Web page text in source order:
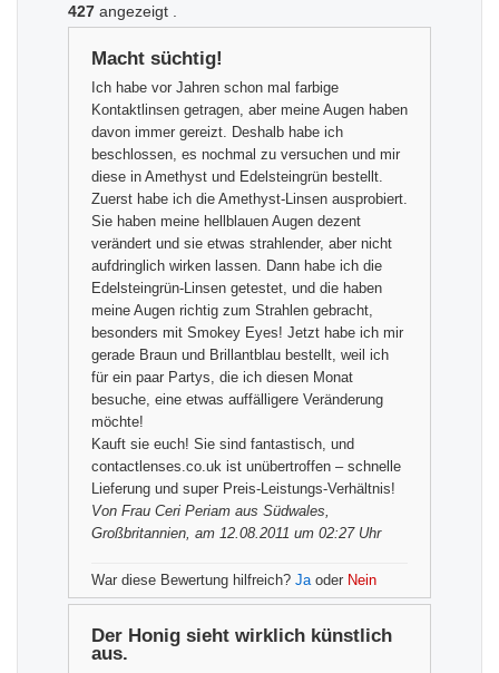
427 angezeigt .
Macht süchtig!
Ich habe vor Jahren schon mal farbige
Kontaktlinsen getragen, aber meine Augen haben
davon immer gereizt. Deshalb habe ich
beschlossen, es nochmal zu versuchen und mir
diese in Amethyst und Edelsteingrün bestellt.
Zuerst habe ich die Amethyst-Linsen ausprobiert.
Sie haben meine hellblauen Augen dezent
verändert und sie etwas strahlender, aber nicht
aufdringlich wirken lassen. Dann habe ich die
Edelsteingrün-Linsen getestet, und die haben
meine Augen richtig zum Strahlen gebracht,
besonders mit Smokey Eyes! Jetzt habe ich mir
gerade Braun und Brillantblau bestellt, weil ich
für ein paar Partys, die ich diesen Monat
besuche, eine etwas auffälligere Veränderung
möchte!
Kauft sie euch! Sie sind fantastisch, und
contactlenses.co.uk ist unübertroffen – schnelle
Lieferung und super Preis-Leistungs-Verhältnis!
Von Frau Ceri Periam aus Südwales,
Großbritannien, am 12.08.2011 um 02:27 Uhr
War diese Bewertung hilfreich? Jaoder Nein
Der Honig sieht wirklich künstlich
aus.